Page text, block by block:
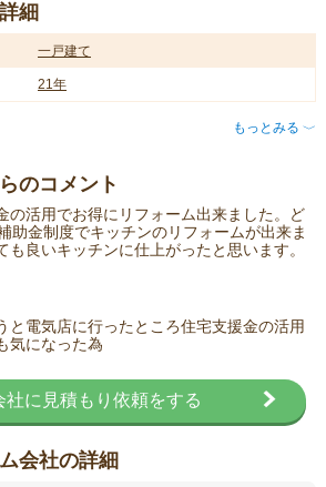
細
一戸建て
21年
もっとみる 〈
のコメント
の活用でお得にリフォーム出来ました。ど
助金制度でキッチンのリフォームが出来ま
も良いキッチンに仕上がったと思います。
と電気店に行ったところ住宅支援金の活用
気になった為
社に見積もり依頼をする
会社の詳細